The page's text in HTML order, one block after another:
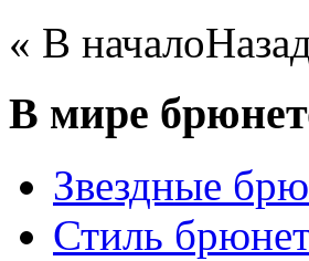
« В начало
В мире
Звездные
Стиль